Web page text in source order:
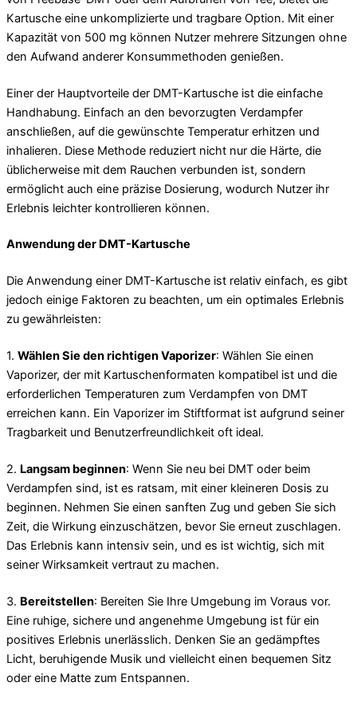
Kartusche eine unkomplizierte und tragbare Option. Mit einer
Kapazität von 500 mg können Nutzer mehrere Sitzungen ohne
den Aufwand anderer Konsummethoden genießen.
Einer der Hauptvorteile der DMT-Kartusche ist die einfache
Handhabung. Einfach an den bevorzugten Verdampfer
anschließen, auf die gewünschte Temperatur erhitzen und
inhalieren. Diese Methode reduziert nicht nur die Härte, die
üblicherweise mit dem Rauchen verbunden ist, sondern
ermöglicht auch eine präzise Dosierung, wodurch Nutzer ihr
Erlebnis leichter kontrollieren können.
Anwendung der DMT-Kartusche
Die Anwendung einer DMT-Kartusche ist relativ einfach, es gibt
jedoch einige Faktoren zu beachten, um ein optimales Erlebnis
zu gewährleisten:
1. Wählen Sie den richtigen Vaporizer: Wählen Sie einen
Vaporizer, der mit Kartuschenformaten kompatibel ist und die
erforderlichen Temperaturen zum Verdampfen von DMT
erreichen kann. Ein Vaporizer im Stiftformat ist aufgrund seiner
Tragbarkeit und Benutzerfreundlichkeit oft ideal.
2. Langsam beginnen: Wenn Sie neu bei DMT oder beim
Verdampfen sind, ist es ratsam, mit einer kleineren Dosis zu
beginnen. Nehmen Sie einen sanften Zug und geben Sie sich
Zeit, die Wirkung einzuschätzen, bevor Sie erneut zuschlagen.
Das Erlebnis kann intensiv sein, und es ist wichtig, sich mit
seiner Wirksamkeit vertraut zu machen.
3. Bereitstellen: Bereiten Sie Ihre Umgebung im Voraus vor.
Eine ruhige, sichere und angenehme Umgebung ist für ein
positives Erlebnis unerlässlich. Denken Sie an gedämpftes
Licht, beruhigende Musik und vielleicht einen bequemen Sitz
oder eine Matte zum Entspannen.